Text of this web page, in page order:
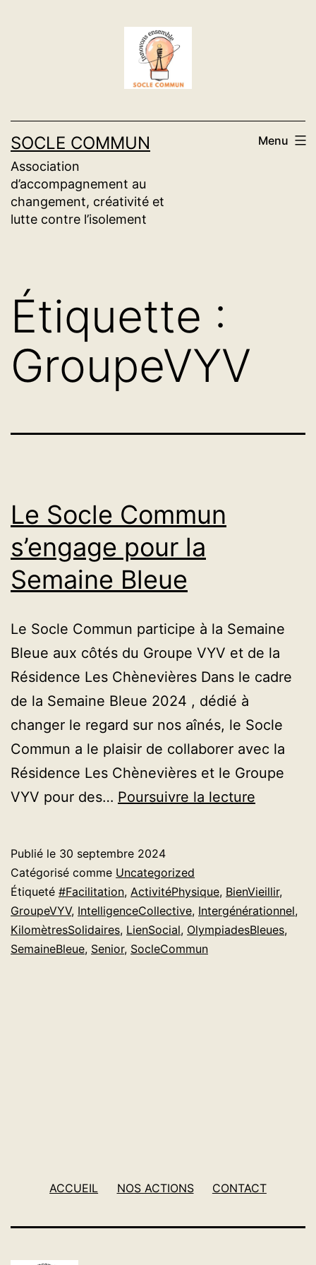
SOCLE COMMUN
Association
d’accompagnement au
changement, créativité et
lutte contre l’isolement
Menu
Étiquette :
GroupeVYV
Le Socle Commun
s’engage pour la
Semaine Bleue
Le Socle Commun participe à la Semaine
Bleue aux côtés du Groupe VYV et de la
Résidence Les Chènevières Dans le cadre
de la Semaine Bleue 2024 , dédié à
changer le regard sur nos aînés, le Socle
Commun a le plaisir de collaborer avec la
Résidence Les Chènevières et le Groupe
VYV pour des… Poursuivre la lecture
pour
la
Semaine
Publié le 30 septembre 2024
Catégorisé comme Uncategorized
Étiqueté #Facilitation, ActivitéPhysique, BienVieillir,
GroupeVYV, IntelligenceCollective, Intergénérationnel,
KilomètresSolidaires, LienSocial, OlympiadesBleues,
SemaineBleue, Senior, SocleCommun
ACCUEIL NOS ACTIONS CONTACT